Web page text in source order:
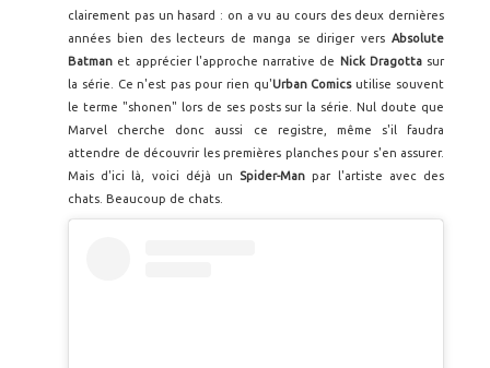
clairement pas un hasard : on a vu au cours des deux dernières
années bien des lecteurs de manga se diriger vers Absolute
Batman et apprécier l'approche narrative de Nick Dragotta sur
la série. Ce n'est pas pour rien qu'Urban Comicsutilise souvent
le terme "shonen" lors de ses posts sur la série. Nul doute que
Marvel cherche donc aussi ce registre, même s'il faudra
attendre de découvrir les premières planches pour s'en assurer.
Mais d'ici là, voici déjà un Spider-Manpar l'artiste avec des
chats. Beaucoup de chats.